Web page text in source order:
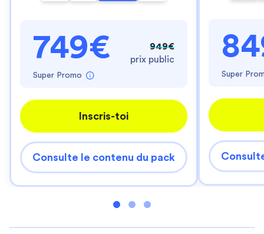
749€
Super Promo
949€
prix public
Inscris-toi
Consulte le contenu du pack
Super